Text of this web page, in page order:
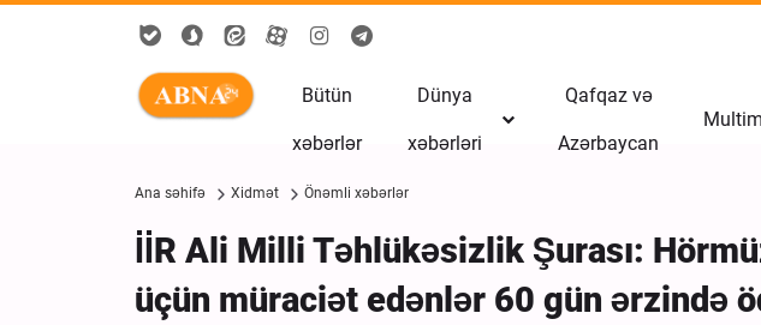
Bütün
xəbərlər
Dünya
xəbərləri
Qafqaz və
Azərbaycan
Ana səhifə Xidmət Önəmli xəbərlər
İİR Ali Milli Təhlükəsizlik Şurası:
üçün müraciət edənlər 60 gün ərzində